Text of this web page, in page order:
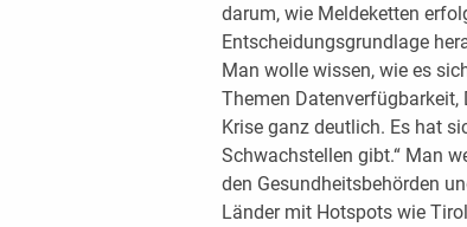
darum, wie Meldeketten
Entscheidungsgrundlage
Man wolle wissen, wie es
Themen
Krise ganz deutlich. Es hat
Schwachstellen gibt.“ Man
den Gesundheitsbehörden
Länder mit Hotspots wie